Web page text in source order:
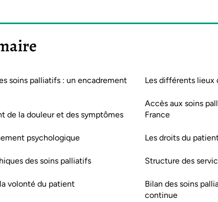
soins palliatifs : un encadrement
de la douleur et des symptômes
psychologique
des soins palliatifs
volonté du patient
Les différents lieux
Accès aux soins
France
Les droits du
Structure des
Bilan des soins
continue